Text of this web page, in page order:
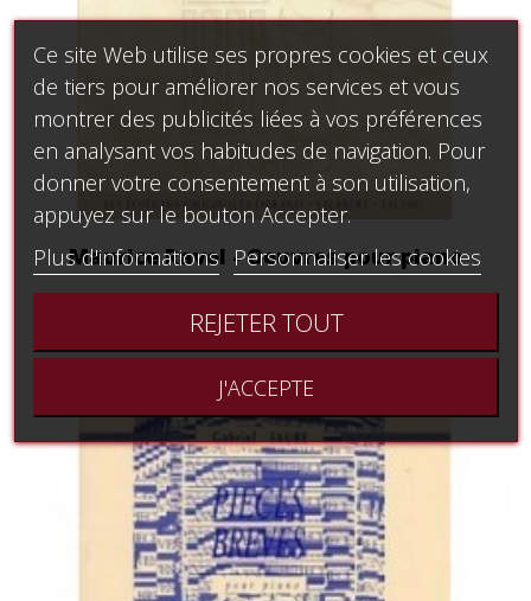
Maurice Ravel - Oeuvres pour piano
24,64 €
Ce site Web utilise ses propres cookies et ceux
de tiers pour améliorer nos services et vous
montrer des publicités liées à vos préférences
en analysant vos habitudes de navigation. Pour
donner votre consentement à son utilisation,
appuyez sur le bouton Accepter.
Plus d'informations Personnaliser les cookies
REJETER TOUT
J'ACCEPTE